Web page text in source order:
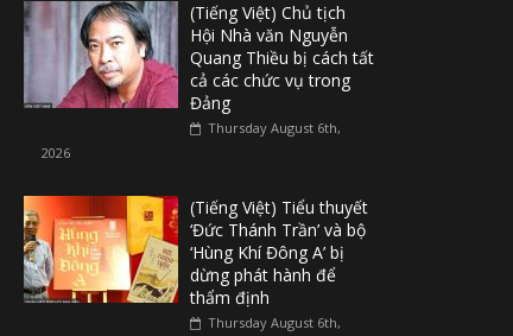
(Tiếng Việt) Chủ tịch
Hội Nhà văn Nguyễn
Quang Thiều bị cách tất
cả các chức vụ trong
Đảng
Thursday August 6th,
2026
(Tiếng Việt) Tiểu thuyết
‘Đức Thánh Trần’ và bộ
‘Hùng Khí Đông A’ bị
dừng phát hành để
thẩm định
Thursday August 6th,